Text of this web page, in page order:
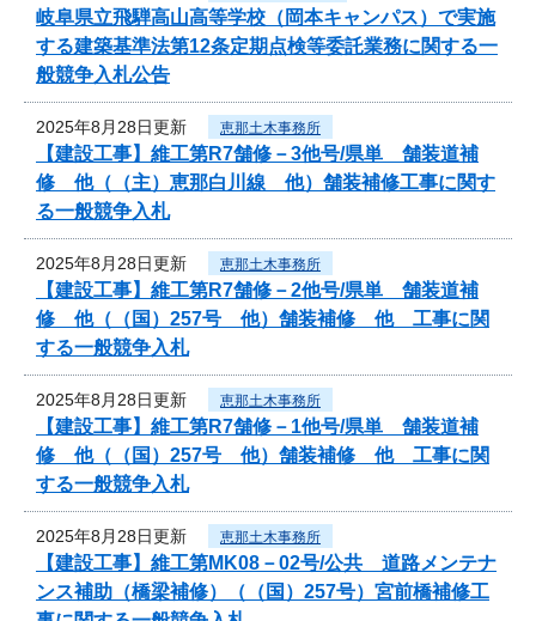
岐阜県立飛騨高山高等学校（岡本キャンパス）で実施
する建築基準法第12条定期点検等委託業務に関する一
般競争入札公告
2025年8月28日更新 恵那土木事務所
【建設工事】維工第R7舗修－3他号/県単 舗装道補
修 他（（主）恵那白川線 他）舗装補修工事に関す
る一般競争入札
2025年8月28日更新 恵那土木事務所
【建設工事】維工第R7舗修－2他号/県単 舗装道補
修 他（（国）257号 他）舗装補修 他 工事に関
する一般競争入札
2025年8月28日更新 恵那土木事務所
【建設工事】維工第R7舗修－1他号/県単 舗装道補
修 他（（国）257号 他）舗装補修 他 工事に関
する一般競争入札
2025年8月28日更新 恵那土木事務所
【建設工事】維工第MK08－02号/公共 道路メンテナ
ンス補助（橋梁補修）（（国）257号）宮前橋補修工